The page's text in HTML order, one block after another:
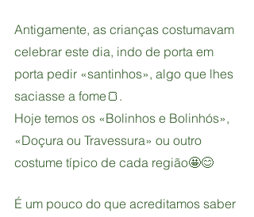
Antigamente, as crianças costumavam
celebrar este dia, indo de porta em
porta pedir «santinhos», algo que lhes
saciasse a fome🍞.
Hoje temos os «Bolinhos e Bolinhós»,
«Doçura ou Travessura» ou outro
costume típico de cada região🤩😊
É um pouco do que acreditamos saber